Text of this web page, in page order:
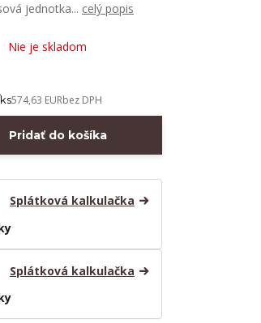
jednotka... celý popis
Nie je skladom
ks574,63 EURbez DPH
Pridať do košíka
Splátková kalkulačka
Splátková kalkulačka